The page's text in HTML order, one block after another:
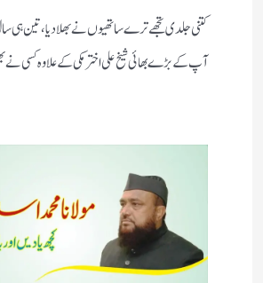
کتنی جلدی تجھے ترے ساتھیوں نے بھلادیا، تین
آپ کے بڑے بھائی شیخ علی اختر مکی کے علاوہ کسی